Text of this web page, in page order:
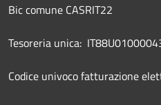
Bic comune CASRIT22
Tesoreria unica:
Codice univoco fatturazione